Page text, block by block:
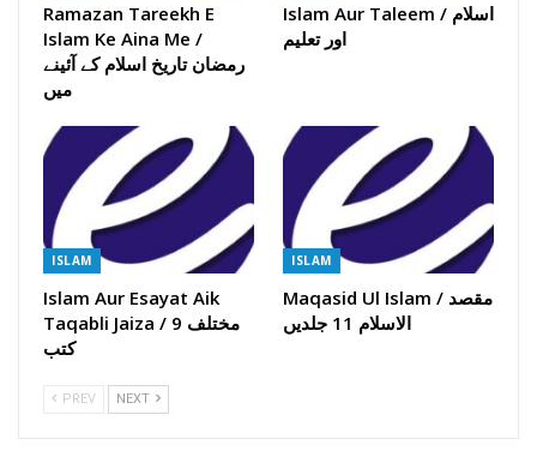
Ramazan Tareekh E
Islam Ke Aina Me /
رمضان تاریخ اسلام کے آئینے
میں
Islam Aur Taleem / اسلام
اور تعلیم
ISLAM
Islam Aur Esayat Aik
Taqabli Jaiza / 9 مختلف
کتب
ISLAM
Maqasid Ul Islam / مقصد
الاسلام 11 جلدیں
PREV NEXT